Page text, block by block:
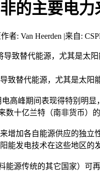
的主要电力
者: Van Heerden |来自:
致替代能源，尤其是太
替代能源，尤其是太阳
峰期间表现得特别明显
数十亿兰特（南非货币）的
加各自能源供应的独立
能发电技术在这些地区的
源传统的其它国家）可